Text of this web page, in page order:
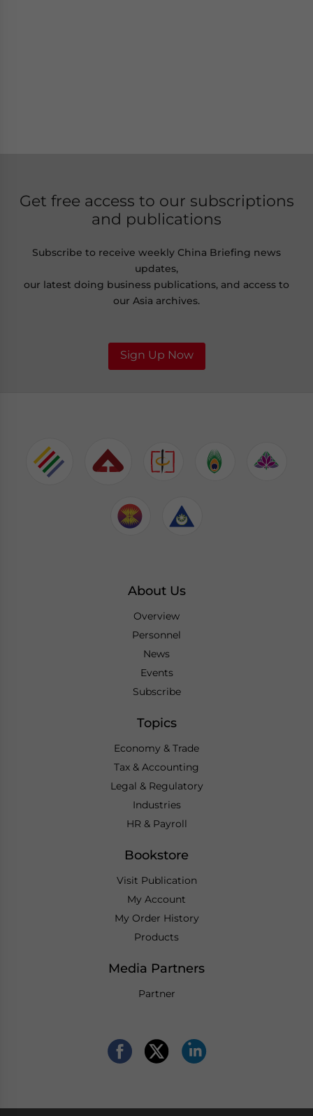
Get free access to our subscriptions
and publications
Subscribe to receive weekly China Briefing news
updates,
our latest doing business publications, and access to
our Asia archives.
Sign Up Now
About Us
Overview
Personnel
News
Events
Subscribe
Topics
Economy & Trade
Tax & Accounting
Legal & Regulatory
Industries
HR & Payroll
Bookstore
Visit Publication
My Account
My Order History
Products
Media Partners
Partner